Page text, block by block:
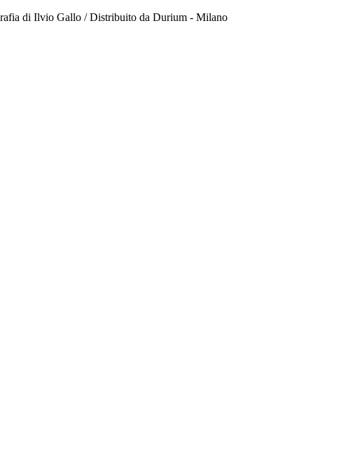
di Ilvio Gallo / Distribuito da Durium - Milano